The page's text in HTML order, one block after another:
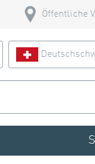
Öffentliche